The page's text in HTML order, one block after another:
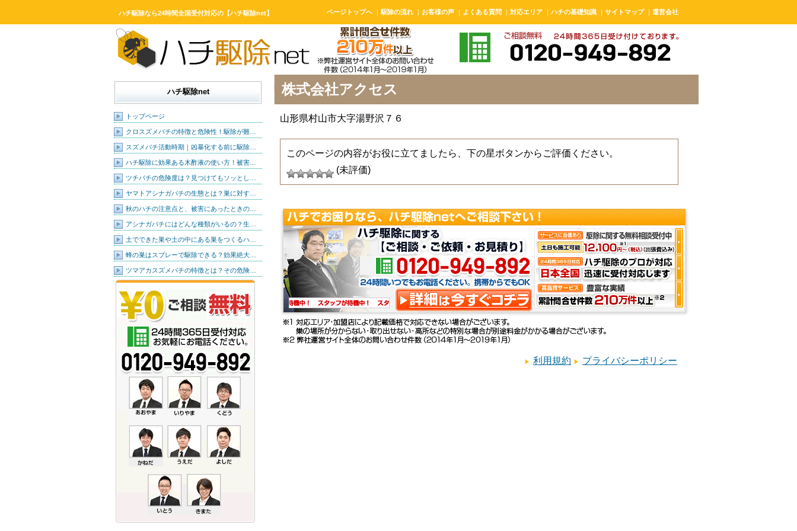
ハチ駆除なら24時間全国受付対応の【ハチ駆除net】 ページトップへ ｜ 駆除の流れ ｜ お客様の声 ｜ よくある質問 ｜ 対応エリア ｜ ハチの基礎知識 ｜ サイトマップ ｜ 運営会社
ハチ駆除net
トップページ
クロスズメバチの特徴と危険性！駆除が難…
スズメバチ活動時期｜凶暴化する前に駆除…
ハチ駆除に効果ある木酢液の使い方！被害…
ツチバチの危険度は？見つけてもソッとし…
ヤマトアシナガバチの生態とは？巣に対す…
秋のハチの注意点と、被害にあったときの…
アシナガバチにはどんな種類がいるの？生…
土でできた巣や土の中にある巣をつくるハ…
蜂の巣はスプレーで駆除できる？効果絶大…
ツマアカスズメバチの特徴とは？その危険…
株式会社アクセス
山形県村山市大字湯野沢７６
このページの内容がお役に立てましたら、下の星ボタンからご評価ください。
(未評価)
利用規約 プライバシーポリシー